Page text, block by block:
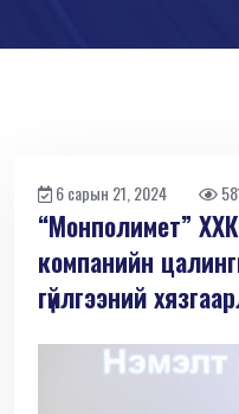
6 сарын 21, 2024
“Монполимет” ХХК
компанийн
гүйлгээний